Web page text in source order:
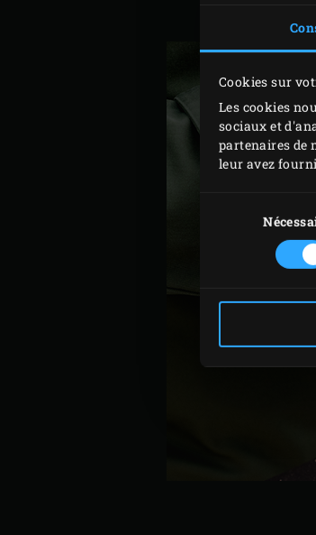
Cookies sur
Les cookies
sociaux et
partenaires de
leur avez
consentement
gambas en